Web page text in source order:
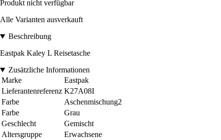
Produkt nicht verfügbar
Alle Varianten ausverkauft
Beschreibung
Eastpak Kaley L Reisetasche
Zusätzliche Informationen
Marke
Eastpak
Lieferantenreferenz K27A08I
Farbe
Aschenmischung2
Farbe
Grau
Geschlecht
Gemischt
Altersgruppe
Erwachsene